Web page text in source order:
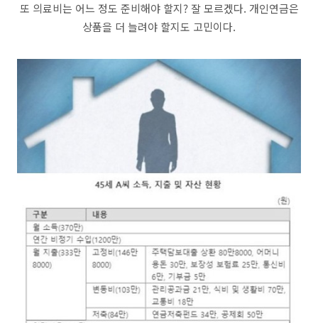
또 의료비는 어느 정도 준비해야 할지? 잘 모르겠다. 개인연금은
상품을 더 늘려야 할지도 고민이다.